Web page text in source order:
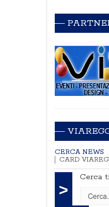
CERCA NEWS
CARD
>
Cerca